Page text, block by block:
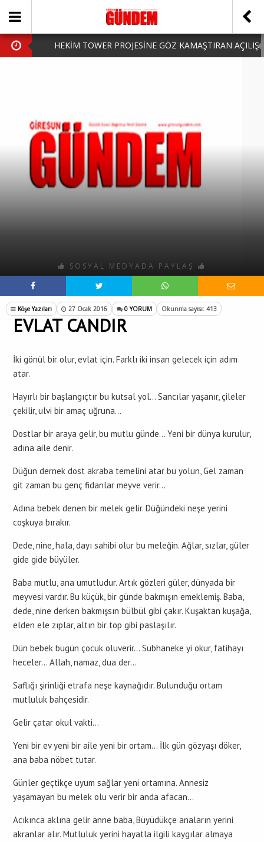
HEKİM TOWER PROJESİNE GÖZ KAMAŞTIRAN AÇILIŞ
HARUN CİCİ: VİDEOYU GÖRÜNCE GÖZLERİM DOLDU
SOSYAL MEDYADA PAYLAŞ
Köşe Yazıları 27 Ocak 2016 0 YORUM Okunma sayısı: 413
EVLAT CANDIR
İki gönül bir olur, evlat için. Farklı iki insan gelecek için adım
atar.
Hayırlı bir başlangıçtır bu kutsal yol… Sancılar yaşanır, çileler
çekilir, ulvi bir amaç uğruna…
Dostlar bir araya gelir, bu mutlu günde… Yeni bir dünya kurulur,
adına aile denir.
Düğün dernek dost akraba temelini atar bu yolun, Gel zaman
git zaman bu genç fidanlar meyve verir…
Adına bebek denen bir melek gelir. Düğündeki neşe yerini
coşkuya bırakır.
Dede, nine, hala, dayı sahibi olur bu meleğin. Ağlar, sızlar, güler
gide gide büyüler.
Baba mutlu, ana umutludur. Artık gözleri güler, dünyada bir
meyvesi vardır. Bu küçük, bir günde bakmışın emeklemiş. Baba,
dede, nine derken bakmışsın bülbül gibi çakır. Kuşaktan kuşağa,
elden ele zıplar, altın bir top gibi paslaşılır.
Dün bebek bugün çocuk oluverir… Subhaneke yi okur, fatihayı
heceler… Allah, namaz, dua der…
Saflığı şirinliği etrafa neşe kaynağıdır. Bulunduğu ortam
mutluluk bahçesidir.
Gelir çatar okul vakti…
Yeni bir ev yeni bir aile yeni bir ortam… İlk gün gözyaşı döker,
ana baba nöbet tutar.
Günler geçtikçe uyum sağlar yeni ortamına. Annesiz
yaşamayan bu melek olu verir bir anda afacan…
Acıkınca aklına gelir anne baba, Büyüdükçe anaların yerini
akranlar alır. Mutluluk yerini hayatla ilgili kaygılar almaya